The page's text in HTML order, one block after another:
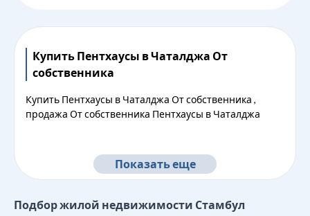
Купить Пентхаусы в Чаталджа От
собственника
Купить Пентхаусы в Чаталджа От собственника ,
продажа От собственника Пентхаусы в Чаталджа
Показать еще
Подбор жилой недвижимости Стамбул